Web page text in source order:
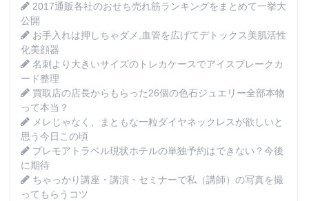
2017通販各社のおせち売れ筋ランキングをまとめて一挙大
公開
お手入れは押しちゃダメ,血管を広げてデトックス美肌活性
化美顔器
名刺より大きいサイズのトレカケースでアイスブレークカ
ード整理
買取店の店長からもらった26個の色石ジュエリー全部本物
って本当？
メレじゃなく、まともな一粒ダイヤネックレスが欲しいと
思う今日この頃
プレモアトラベル現状ホテルの単独予約はできない？今後
に期待
ちゃっかり講座・講演・セミナーで私（講師）の写真を撮
ってもらうコツ